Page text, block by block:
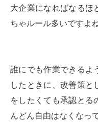
大企業になればなるほ
ちゃルール多いですよね
誰にでも作業できるよ
したときに、改善策と
をしたくても承認とる
んどん自由はなくなっ